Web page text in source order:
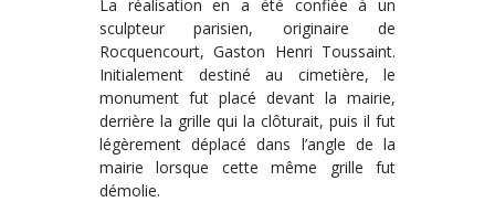
La réalisation en a été confiée à un
sculpteur parisien, originaire de
Rocquencourt, Gaston Henri Toussaint.
Initialement destiné au cimetière, le
monument fut placé devant la mairie,
derrière la grille qui la clôturait, puis il fut
légèrement déplacé dans l’angle de la
mairie lorsque cette même grille fut
démolie.